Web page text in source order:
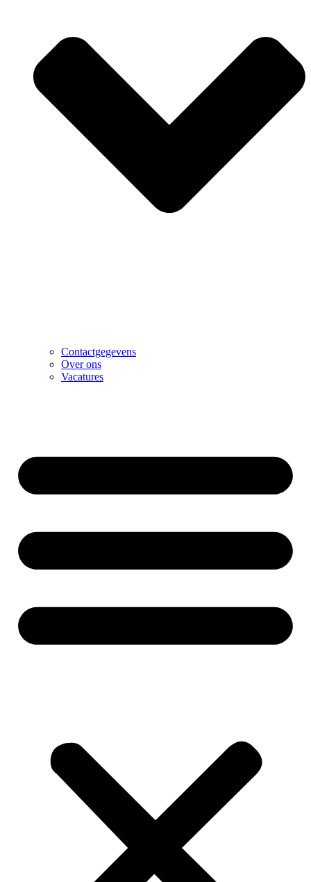
Contactgegevens
Over ons
Vacatures